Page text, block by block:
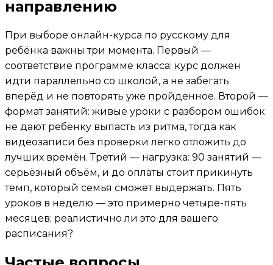
направлению
При выборе онлайн-курса по русскому для
ребёнка важны три момента. Первый —
соответствие программе класса: курс должен
идти параллельно со школой, а не забегать
вперёд и не повторять уже пройденное. Второй —
формат занятий: живые уроки с разбором ошибок
не дают ребёнку выпасть из ритма, тогда как
видеозаписи без проверки легко отложить до
лучших времён. Третий — нагрузка: 90 занятий —
серьёзный объём, и до оплаты стоит прикинуть
темп, который семья сможет выдержать. Пять
уроков в неделю — это примерно четыре-пять
месяцев; реалистично ли это для вашего
расписания?